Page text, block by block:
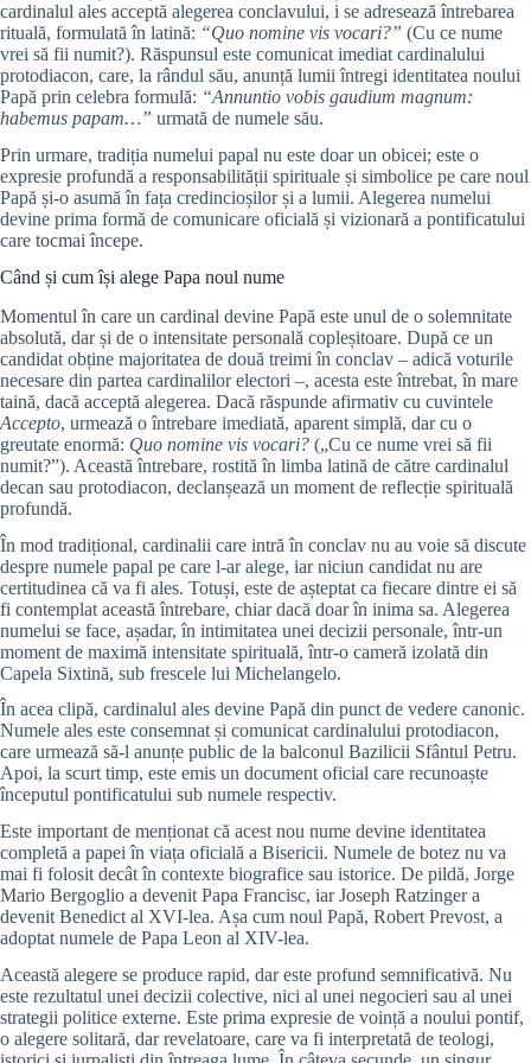
cardinalul ales acceptă alegerea conclavului, i se adresează întrebarea
rituală, formulată în latină: “Quo nomine vis vocari?” (Cu ce nume
vrei să fii numit?). Răspunsul este comunicat imediat cardinalului
protodiacon, care, la rândul său, anunță lumii întregi identitatea noului
Papă prin celebra formulă: “Annuntio vobis gaudium magnum:
habemus papam…” urmată de numele său.
Prin urmare, tradiția numelui papal nu este doar un obicei; este o
expresie profundă a responsabilității spirituale și simbolice pe care noul
Papă și-o asumă în fața credincioșilor și a lumii. Alegerea numelui
devine prima formă de comunicare oficială și vizionară a pontificatului
care tocmai începe.
Când și cum își alege Papa noul nume
Momentul în care un cardinal devine Papă este unul de o solemnitate
absolută, dar și de o intensitate personală copleșitoare. După ce un
candidat obține majoritatea de două treimi în conclav – adică voturile
necesare din partea cardinalilor electori –, acesta este întrebat, în mare
taină, dacă acceptă alegerea. Dacă răspunde afirmativ cu cuvintele
Accepto, urmează o întrebare imediată, aparent simplă, dar cu o
greutate enormă: Quo nomine vis vocari? („Cu ce nume vrei să fii
numit?”). Această întrebare, rostită în limba latină de către cardinalul
decan sau protodiacon, declanșează un moment de reflecție spirituală
profundă.
În mod tradițional, cardinalii care intră în conclav nu au voie să discute
despre numele papal pe care l-ar alege, iar niciun candidat nu are
certitudinea că va fi ales. Totuși, este de așteptat ca fiecare dintre ei să
fi contemplat această întrebare, chiar dacă doar în inima sa. Alegerea
numelui se face, așadar, în intimitatea unei decizii personale, într-un
moment de maximă intensitate spirituală, într-o cameră izolată din
Capela Sixtină, sub frescele lui Michelangelo.
În acea clipă, cardinalul ales devine Papă din punct de vedere canonic.
Numele ales este consemnat și comunicat cardinalului protodiacon,
care urmează să-l anunțe public de la balconul Bazilicii Sfântul Petru.
Apoi, la scurt timp, este emis un document oficial care recunoaște
începutul pontificatului sub numele respectiv.
Este important de menționat că acest nou nume devine identitatea
completă a papei în viața oficială a Bisericii. Numele de botez nu va
mai fi folosit decât în contexte biografice sau istorice. De pildă, Jorge
Mario Bergoglio a devenit Papa Francisc, iar Joseph Ratzinger a
devenit Benedict al XVI-lea. Așa cum noul Papă, Robert Prevost, a
adoptat numele de Papa Leon al XIV-lea.
Această alegere se produce rapid, dar este profund semnificativă. Nu
este rezultatul unei decizii colective, nici al unei negocieri sau al unei
strategii politice externe. Este prima expresie de voință a noului pontif,
o alegere solitară, dar revelatoare, care va fi interpretată de teologi,